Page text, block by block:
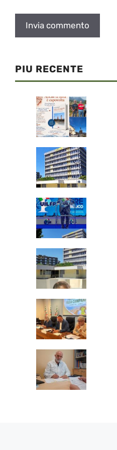
PIU RECENTE